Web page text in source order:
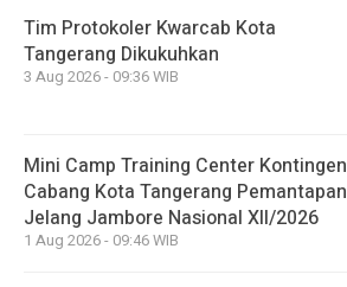
Tim Protokoler Kwarcab Kota
Tangerang Dikukuhkan
3 Aug 2026 - 09:36 WIB
Mini Camp Training Center Kontingen
Cabang Kota Tangerang Pemantapan
Jelang Jambore Nasional XII/2026
1 Aug 2026 - 09:46 WIB